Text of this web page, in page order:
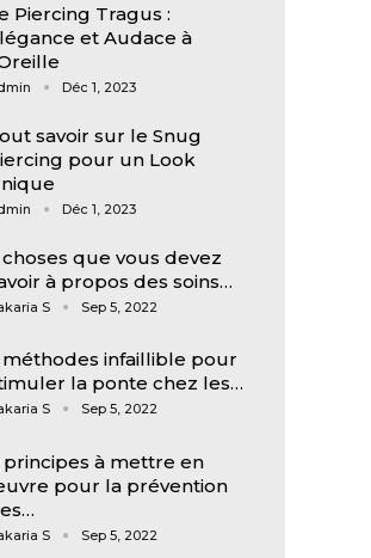
Piercing Tragus :
et Audace à
Déc 1, 2023
savoir sur le Snug
pour un Look
Déc 1, 2023
choses que vous devez
à propos des soins…
S Sep 5, 2022
méthodes infaillible pour
la ponte chez les…
S Sep 5, 2022
principes à mettre en
pour la prévention
S Sep 5, 2022